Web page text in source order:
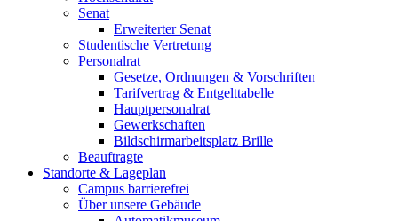
Senat
Erweiterter Senat
Studentische Vertretung
Personalrat
Gesetze, Ordnungen & Vorschriften
Tarifvertrag & Entgelttabelle
Hauptpersonalrat
Gewerkschaften
Bildschirmarbeitsplatz Brille
Beauftragte
Standorte & Lageplan
Campus barrierefrei
Über unsere Gebäude